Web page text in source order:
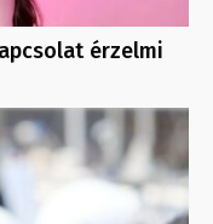
érzelmi